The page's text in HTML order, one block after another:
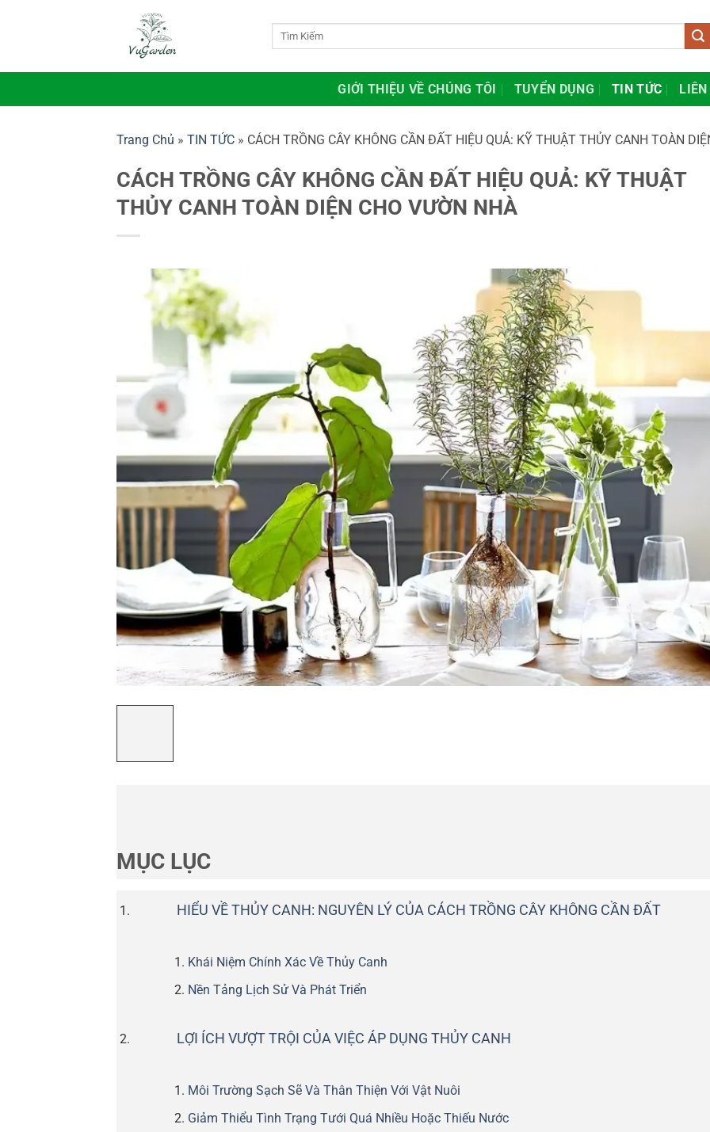
dung
GIỚI THIỆU VỀ CHÚNG TÔI TUYỂN DỤNG TIN TỨC LIÊN
Trang Chủ » TIN TỨC » CÁCH TRỒNG CÂY KHÔNG CẦN ĐẤT HIỆU QUẢ: KỸ THUẬT THỦY CANH TOÀN
CÁCH TRỒNG CÂY KHÔNG CẦN ĐẤT HIỆU QUẢ: KỸ THUẬT
THỦY CANH TOÀN DIỆN CHO VƯỜN NHÀ
MỤC LỤC
HIỂU VỀ THỦY CANH: NGUYÊN LÝ CỦA CÁCH TRỒNG CÂY KHÔNG CẦN ĐẤT
Khái Niệm Chính Xác Về Thủy Canh
Nền Tảng Lịch Sử Và Phát Triển
LỢI ÍCH VƯỢT TRỘI CỦA VIỆC ÁP DỤNG THỦY CANH
Môi Trường Sạch Sẽ Và Thân Thiện Với Vật Nuôi
Giảm Thiểu Tình Trạng Tưới Quá Nhiều Hoặc Thiếu Nước